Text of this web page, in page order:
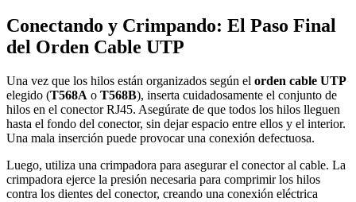
Conectando y Crimpando: El Paso Final
del Orden Cable UTP
Una vez que los hilos están organizados según el orden cable UTP
elegido (T568A o T568B), inserta cuidadosamente el conjunto de
hilos en el conector RJ45. Asegúrate de que todos los hilos lleguen
hasta el fondo del conector, sin dejar espacio entre ellos y el interior.
Una mala inserción puede provocar una conexión defectuosa.
Luego, utiliza una crimpadora para asegurar el conector al cable. La
crimpadora ejerce la presión necesaria para comprimir los hilos
contra los dientes del conector, creando una conexión eléctrica